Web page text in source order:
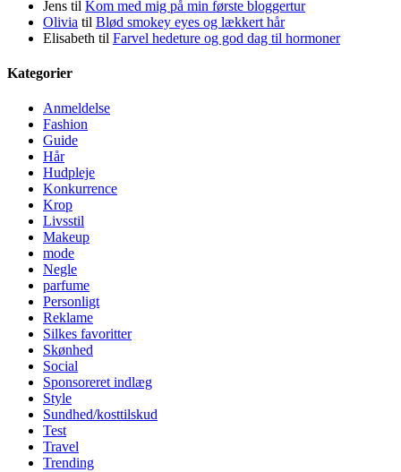
Jens til Kom med mig på min første bloggertur
Olivia til Blød smokey eyes og lækkert hår
Elisabeth til Farvel hedeture og god dag til hormoner
Kategorier
Anmeldelse
Fashion
Guide
Hår
Hudpleje
Konkurrence
Krop
Livsstil
Makeup
mode
Negle
parfume
Personligt
Reklame
Silkes favoritter
Skønhed
Social
Sponsoreret indlæg
Style
Sundhed/kosttilskud
Test
Travel
Trending